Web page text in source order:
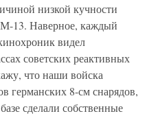
низкой кучности
13. Наверное, каждый
видел
советских реактивных
что наши войска
германских 8-см снарядов,
сделали собственные